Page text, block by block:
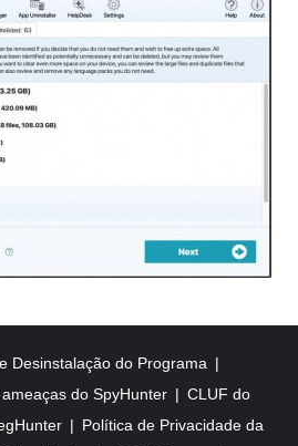
Desinstalação do Programa
do SpyHunter
CLUF do
Política de Privacidade da